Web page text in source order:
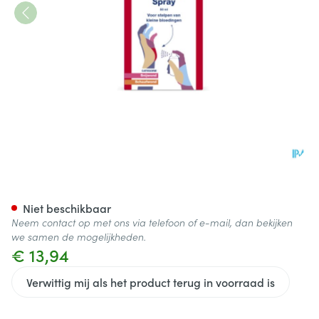
€ 13,94
Verwittig mij als het product terug in voorraad is
Niet beschikbaar
Neem contact op met ons via telefoon of e-mail, dan bekijken
we samen de mogelijkheden.